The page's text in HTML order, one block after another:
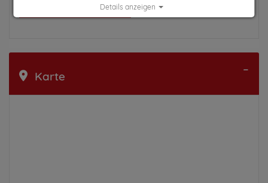
Fahrt ins Kleine Walsertalzu sehen bekommen...
Karte
Details anzeigen